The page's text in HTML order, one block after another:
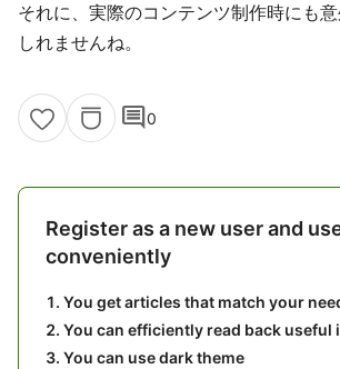
それに、実際のコンテンツ制作時にも
しれませんね。
comment0
Register as a new user and
conveniently
You get articles that match your
You can efficiently read back useful
You can use dark theme